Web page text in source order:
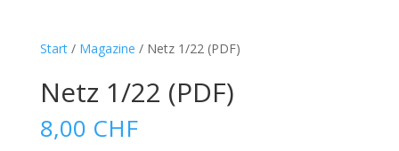
Start/ Magazine / Netz 1/22 (PDF)
Netz 1/22 (PDF)
8,00 CHF